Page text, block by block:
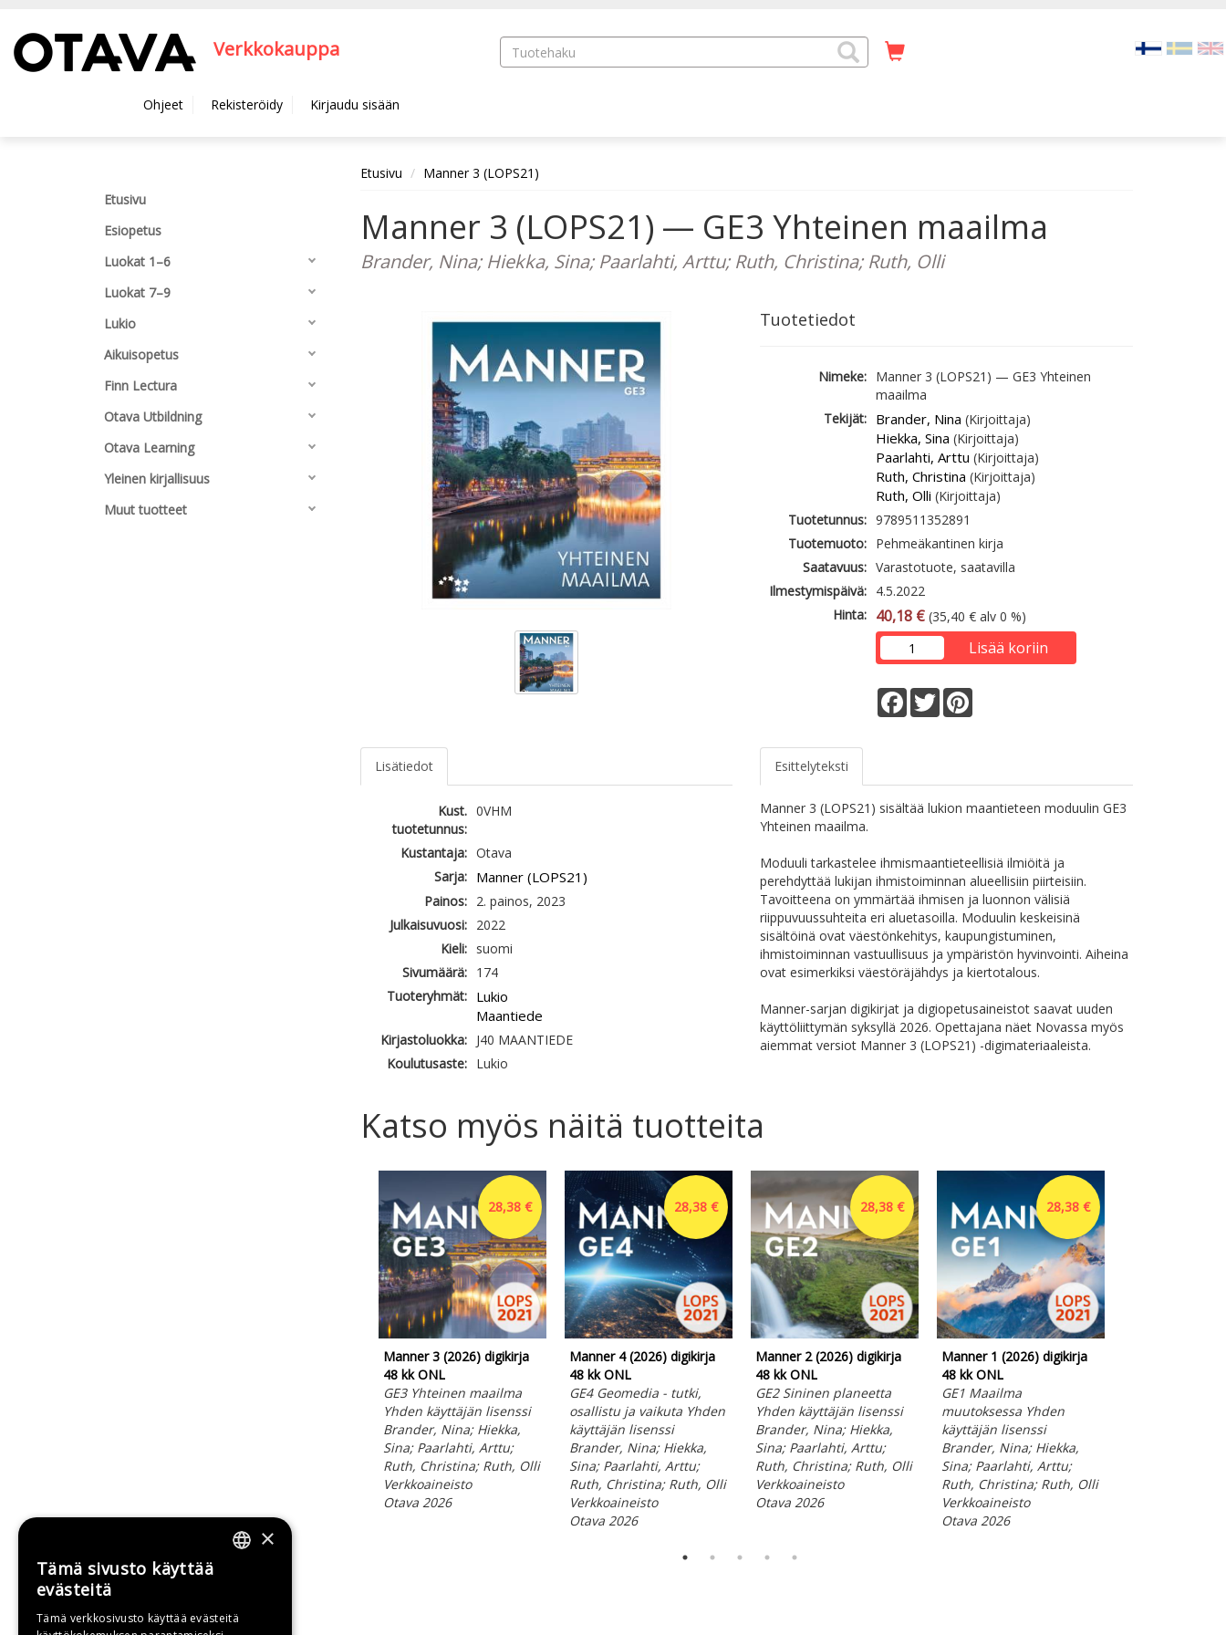
Verkkokauppa
Ohjeet Rekisteröidy Kirjaudu sisään
Etusivu
Esiopetus
Luokat 1–6
Luokat 7–9
Lukio
Aikuisopetus
Finn Lectura
Otava Utbildning
Otava Learning
Yleinen kirjallisuus
Muut tuotteet
Etusivu Manner 3 (LOPS21)
Manner 3 (LOPS21) — GE3 Yhteinen maailma
Brander, Nina; Hiekka, Sina; Paarlahti, Arttu; Ruth, Christina; Ruth, Olli
Tuotetiedot
Nimeke: Manner 3 (LOPS21) — GE3 Yhteinen
maailma
Tekijät: Brander, Nina (Kirjoittaja)
Hiekka, Sina (Kirjoittaja)
Paarlahti, Arttu (Kirjoittaja)
Ruth, Christina (Kirjoittaja)
Ruth, Olli (Kirjoittaja)
Tuotetunnus: 9789511352891
Tuotemuoto: Pehmeäkantinen kirja
Saatavuus: Varastotuote, saatavilla
Ilmestymispäivä: 4.5.2022
Hinta: 40,18 € (35,40 € alv 0 %)
Lisää koriin
Facebook
Twitter
Lisätiedot
Kust.
tuotetunnus:
0VHM
Kustantaja: Otava
Sarja:
Manner (LOPS21)
Painos:
2. painos, 2023
Julkaisuvuosi:
2022
Kieli:
suomi
Sivumäärä:
174
Tuoteryhmät:
Lukio
Maantiede
Kirjastoluokka:
J40 MAANTIEDE
Koulutusaste:
Lukio
Esittelyteksti
Manner 3 (LOPS21) sisältää lukion maantieteen moduulin GE3
Yhteinen maailma.
Moduuli tarkastelee ihmismaantieteellisiä ilmiöitä ja
perehdyttää lukijan ihmistoiminnan alueellisiin piirteisiin.
Tavoitteena on ymmärtää ihmisen ja luonnon välisiä
riippuvuussuhteita eri aluetasoilla. Moduulin keskeisinä
sisältöinä ovat väestönkehitys, kaupungistuminen,
ihmistoiminnan vastuullisuus ja ympäristön hyvinvointi. Aiheina
ovat esimerkiksi väestöräjähdys ja kiertotalous.
Manner-sarjan digikirjat ja digiopetusaineistot saavat uuden
käyttöliittymän syksyllä 2026. Opettajana näet Novassa myös
aiemmat versiot Manner 3 (LOPS21) -digimateriaaleista.
Katso myös näitä tuotteita
28,38 €
Manner 3 (2026) digikirja
48 kk ONL
GE3 Yhteinen maailma
Yhden käyttäjän lisenssi
Brander, Nina; Hiekka,
Sina; Paarlahti, Arttu;
Ruth, Christina; Ruth, Olli
Verkkoaineisto
Otava 2026
28,38 €
Manner 4 (2026) digikirja
48 kk ONL
GE4 Geomedia - tutki,
osallistu ja vaikuta Yhden
käyttäjän lisenssi
Brander, Nina; Hiekka,
Sina; Paarlahti, Arttu;
Ruth, Christina; Ruth, Olli
Verkkoaineisto
Otava 2026
28,38 €
Manner 2 (2026) digikirja
48 kk ONL
GE2 Sininen planeetta
Yhden käyttäjän lisenssi
Brander, Nina; Hiekka,
Sina; Paarlahti, Arttu;
Ruth, Christina; Ruth, Olli
Verkkoaineisto
Otava 2026
28,38 €
Manner 1 (2026) digikirja
48 kk ONL
GE1 Maailma
muutoksessa Yhden
käyttäjän lisenssi
Brander, Nina; Hiekka,
Sina; Paarlahti, Arttu;
Ruth, Christina; Ruth, Olli
Verkkoaineisto
Otava 2026
×
Tämä sivusto käyttää
evästeitä
Tämä verkkosivusto käyttää evästeitä